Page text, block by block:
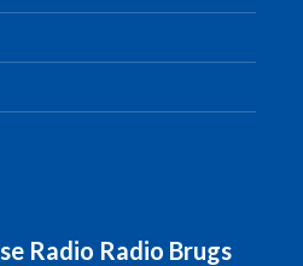
Radio Radio Brugs